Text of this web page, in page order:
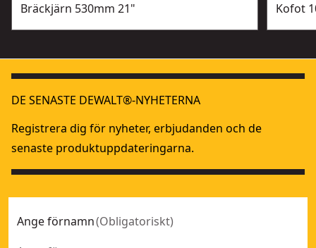
Bräckjärn 530mm 21"
Kofot
DE SENASTE DEWALT®-NYHETERNA
Registrera dig för nyheter, erbjudanden och de
senaste produktuppdateringarna.
Ange förnamn(Obligatoriskt)